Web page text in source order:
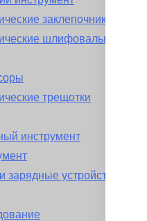
заклепочники
шлифовальные
трещотки
инструмент
зарядные устройства